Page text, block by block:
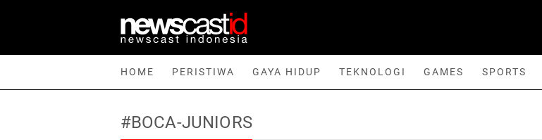
HOME PERISTIWA GAYA HIDUP TEKNOLOGI GAMES SPORTS
Gaya Hidup Teknologi Games
#BOCA-JUNIORS